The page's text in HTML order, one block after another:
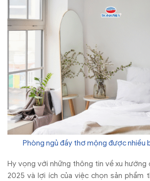
Phòng ngủ đầy thơ mộng được nhiều
Hy vọng với những thông tin về xu hướng
2025 và lợi ích của việc chọn sản phẩm